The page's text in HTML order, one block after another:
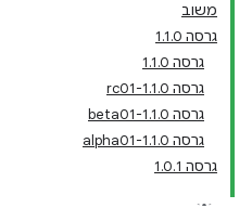
משוב
גרסה 1.1.0
גרסה 1.1.0
גרסה 1.1.0-rc01
גרסה 1.1.0-beta01
גרסה 1.1.0-alpha01
גרסה 1.0.1